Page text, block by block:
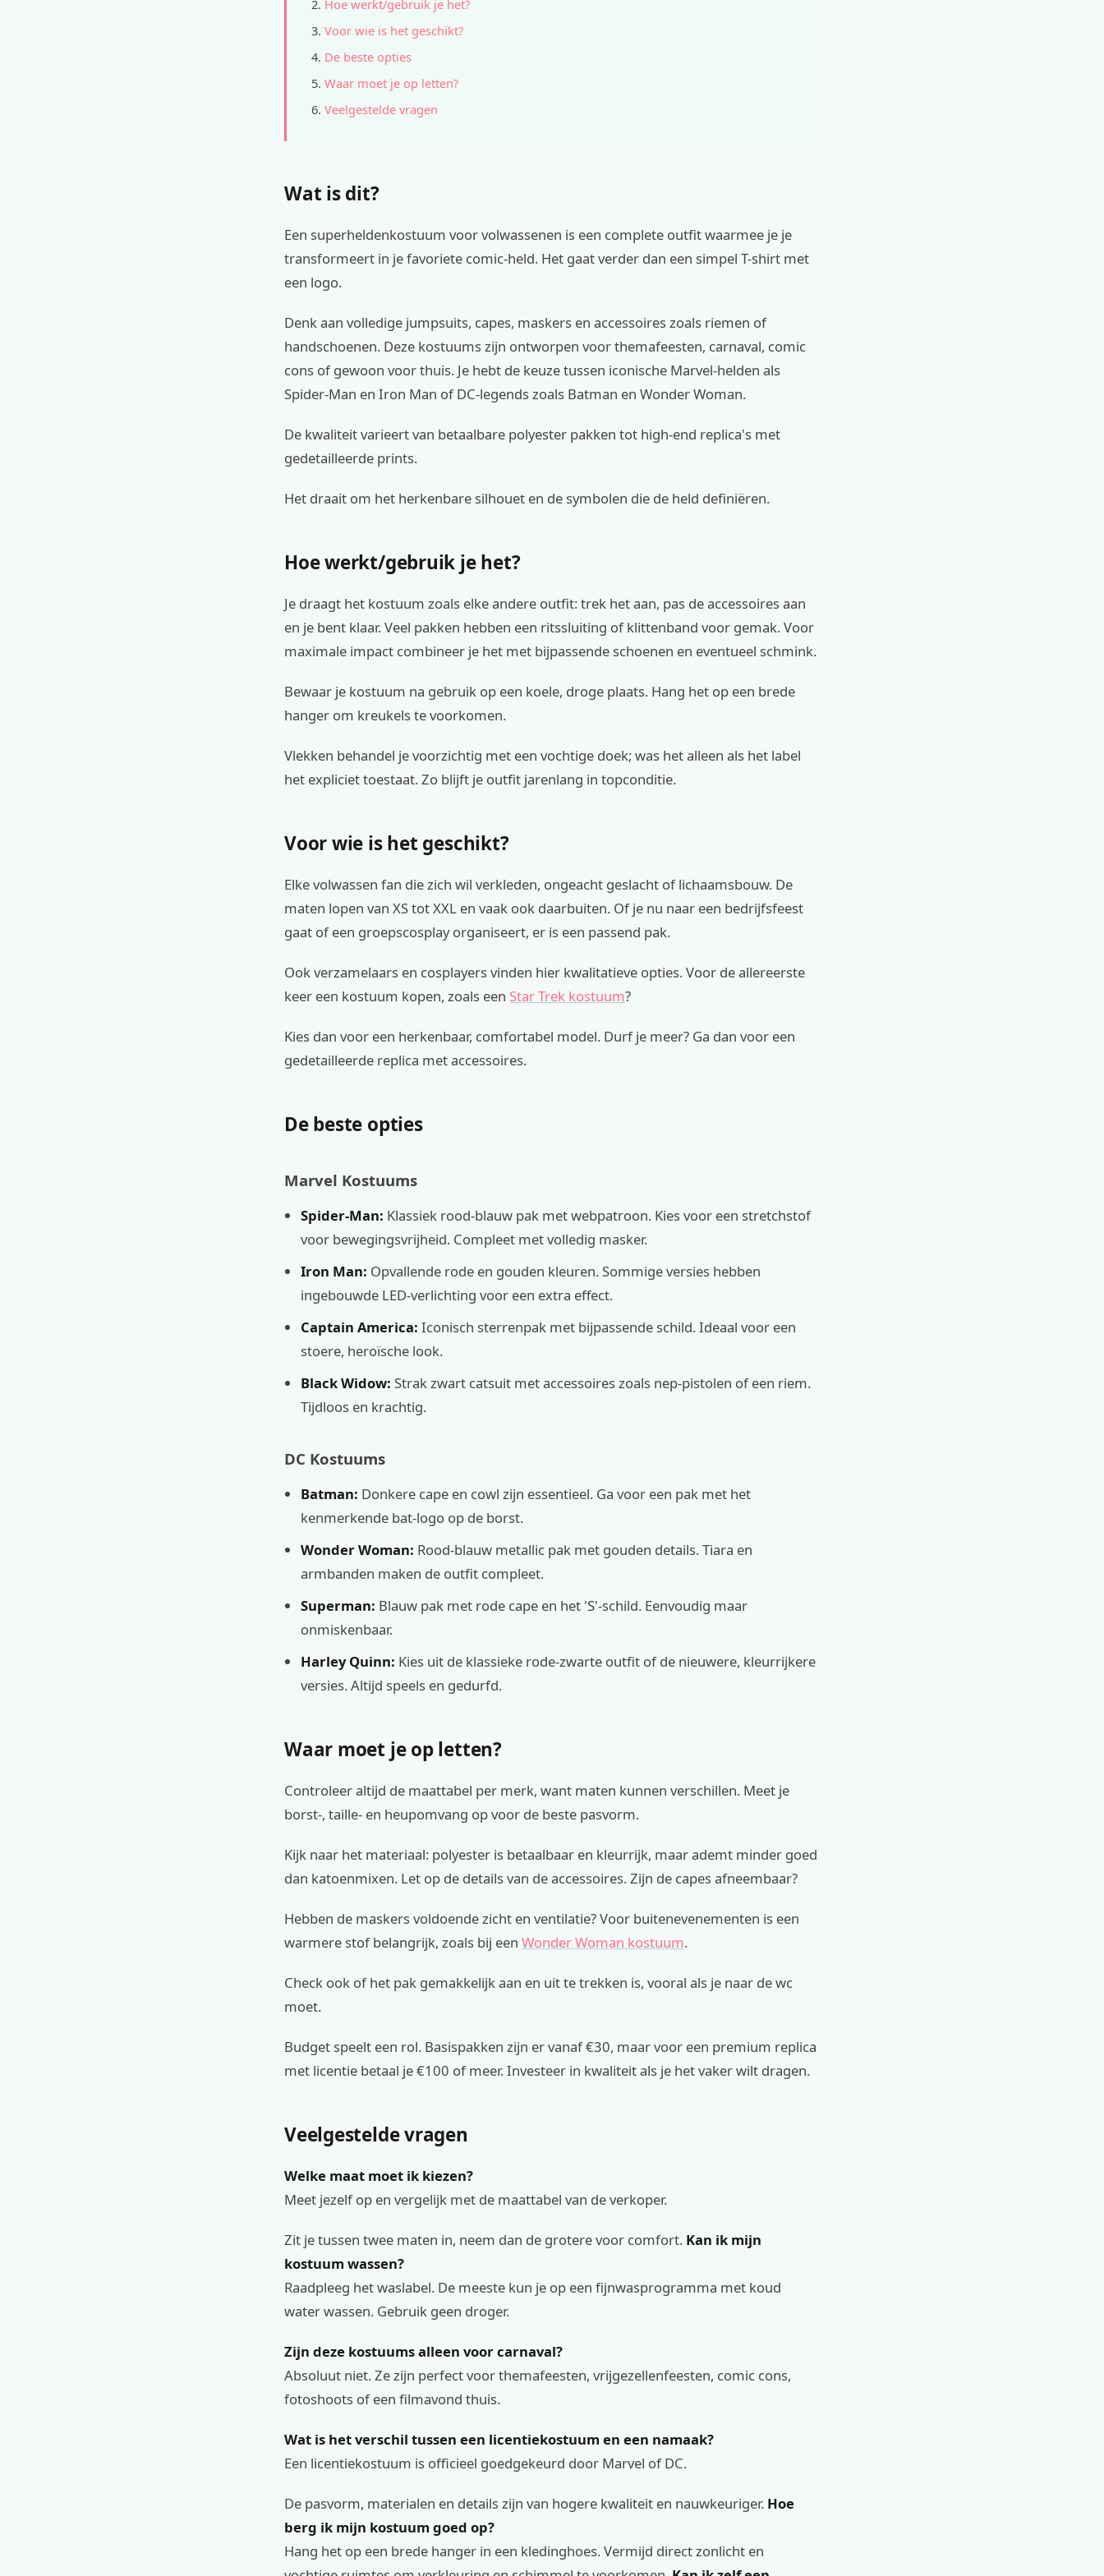
Hoe werkt/gebruik je het?
Voor wie is het geschikt?
De beste opties
Waar moet je op letten?
Veelgestelde vragen
Wat is dit?
Een superheldenkostuum voor volwassenen is een complete outfit waarmee je je
transformeert in je favoriete comic-held. Het gaat verder dan een simpel T-shirt met
een logo.
Denk aan volledige jumpsuits, capes, maskers en accessoires zoals riemen of
handschoenen. Deze kostuums zijn ontworpen voor themafeesten, carnaval, comic
cons of gewoon voor thuis. Je hebt de keuze tussen iconische Marvel-helden als
Spider-Man en Iron Man of DC-legends zoals Batman en Wonder Woman.
De kwaliteit varieert van betaalbare polyester pakken tot high-end replica's met
gedetailleerde prints.
Het draait om het herkenbare silhouet en de symbolen die de held definiëren.
Hoe werkt/gebruik je het?
Je draagt het kostuum zoals elke andere outfit: trek het aan, pas de accessoires aan
en je bent klaar. Veel pakken hebben een ritssluiting of klittenband voor gemak. Voor
maximale impact combineer je het met bijpassende schoenen en eventueel schmink.
Bewaar je kostuum na gebruik op een koele, droge plaats. Hang het op een brede
hanger om kreukels te voorkomen.
Vlekken behandel je voorzichtig met een vochtige doek; was het alleen als het label
het expliciet toestaat. Zo blijft je outfit jarenlang in topconditie.
Voor wie is het geschikt?
Elke volwassen fan die zich wil verkleden, ongeacht geslacht of lichaamsbouw. De
maten lopen van XS tot XXL en vaak ook daarbuiten. Of je nu naar een bedrijfsfeest
gaat of een groepscosplay organiseert, er is een passend pak.
Ook verzamelaars en cosplayers vinden hier kwalitatieve opties. Voor de allereerste
keer een kostuum kopen, zoals een Star Trek kostuum?
Kies dan voor een herkenbaar, comfortabel model. Durf je meer? Ga dan voor een
gedetailleerde replica met accessoires.
De beste opties
Marvel Kostuums
Spider-Man: Klassiek rood-blauw pak met webpatroon. Kies voor een stretchstof
voor bewegingsvrijheid. Compleet met volledig masker.
Iron Man: Opvallende rode en gouden kleuren. Sommige versies hebben
ingebouwde LED-verlichting voor een extra effect.
Captain America: Iconisch sterrenpak met bijpassende schild. Ideaal voor een
stoere, heroïsche look.
Black Widow: Strak zwart catsuit met accessoires zoals nep-pistolen of een riem.
Tijdloos en krachtig.
DC Kostuums
Batman: Donkere cape en cowl zijn essentieel. Ga voor een pak met het
kenmerkende bat-logo op de borst.
Wonder Woman: Rood-blauw metallic pak met gouden details. Tiara en
armbanden maken de outfit compleet.
Superman: Blauw pak met rode cape en het 'S'-schild. Eenvoudig maar
onmiskenbaar.
Harley Quinn: Kies uit de klassieke rode-zwarte outfit of de nieuwere, kleurrijkere
versies. Altijd speels en gedurfd.
Waar moet je op letten?
Controleer altijd de maattabel per merk, want maten kunnen verschillen. Meet je
borst-, taille- en heupomvang op voor de beste pasvorm.
Kijk naar het materiaal: polyester is betaalbaar en kleurrijk, maar ademt minder goed
dan katoenmixen. Let op de details van de accessoires. Zijn de capes afneembaar?
Hebben de maskers voldoende zicht en ventilatie? Voor buitenevenementen is een
warmere stof belangrijk, zoals bij een Wonder Woman kostuum.
Check ook of het pak gemakkelijk aan en uit te trekken is, vooral als je naar de wc
moet.
Budget speelt een rol. Basispakken zijn er vanaf €30, maar voor een premium replica
met licentie betaal je €100 of meer. Investeer in kwaliteit als je het vaker wilt dragen.
Veelgestelde vragen
Welke maat moet ik kiezen?
Meet jezelf op en vergelijk met de maattabel van de verkoper.
Zit je tussen twee maten in, neem dan de grotere voor comfort. Kan ik mijn
kostuum wassen?
Raadpleeg het waslabel. De meeste kun je op een fijnwasprogramma met koud
water wassen. Gebruik geen droger.
Zijn deze kostuums alleen voor carnaval?
Absoluut niet. Ze zijn perfect voor themafeesten, vrijgezellenfeesten, comic cons,
fotoshoots of een filmavond thuis.
Wat is het verschil tussen een licentiekostuum en een namaak?
Een licentiekostuum is officieel goedgekeurd door Marvel of DC.
De pasvorm, materialen en details zijn van hogere kwaliteit en nauwkeuriger. Hoe
berg ik mijn kostuum goed op?
Hang het op een brede hanger in een kledinghoes. Vermijd direct zonlicht en